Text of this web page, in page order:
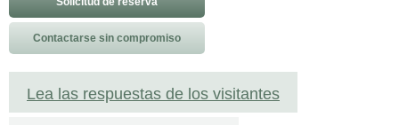
Contactarse sin compromiso
Lea las respuestas de los visitantes